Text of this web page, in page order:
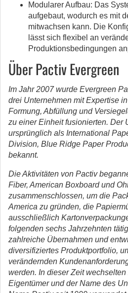
Modularer Aufbau: Das
aufgebaut, wodurch es mit
mitwachsen kann. Die
lässt sich flexibel an
Produktionsbedingungen
Über Pactiv Evergreen
Im Jahr 2007 wurde Evergreen
drei Unternehmen mit Expertise
Formung, Abfüllung und
zu einer Einheit fusionierten. Der
ursprünglich als International
Division, Blue Ridge Paper
bekannt.
Die Aktivitäten von Pactiv
Fiber, American Boxboard und
zusammenschlossen, um die
America zu gründen, die
ausschließlich
folgenden sechs Jahrzehnten
zahlreiche Übernahmen und
diversifiziertes Produktportfolio,
verändernden
werden. In dieser Zeit wechselten
Eigentümer und der Name des